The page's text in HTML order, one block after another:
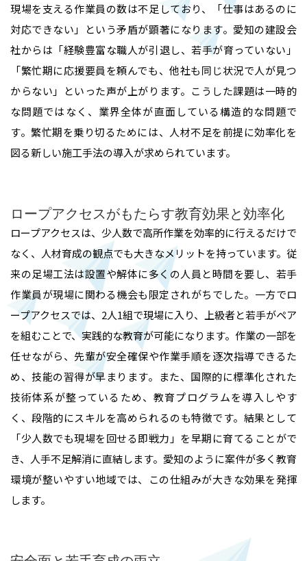
現場を支える作業員の数は不足しており、「仕事はあるのに
対応できない」という矛盾が顕著になります。愛知の建設会
社からは「経験豊富な職人が引退し、若手が育っていない」
「繁忙期に応援要員を頼んでも、他社も同じ状況で人が見つ
からない」といった声が上がります。こうした課題は一時的
な問題ではなく、業界全体が直面している構造的な問題で
す。繁忙期を乗り切るためには、人材不足を前提に効率化を
図る新しい施工手法の導入が求められています。
ロープアクセスがもたらす教育効果と効率化
ロープアクセスは、少人数で高所作業を効率的に行えるだけで
なく、人材育成の観点でも大きなメリットを持っています。従
来の足場工法は設置や解体に多くの人員と時間を要し、若手
作業員が現場に関わる機会も限定されがちでした。一方でロ
ープアクセスでは、2人1組で現場に入り、上級者と若手がペア
を組むことで、実践的な教育が可能になります。作業の一部を
任せながら、先輩が安全確保や作業手順を逐次指導できるた
め、技能の習得が早まります。また、国際的に標準化された
技術体系が整っているため、教育プログラムを導入しやす
く、段階的にスキルを高められるのも特徴です。結果として
「少人数でも現場を回せる即戦力」を早期に育てることがで
き、人手不足解消に直結します。愛知のように案件が多く教育
環境が整いやすい地域では、この仕組みが大きな効果を発揮
します。